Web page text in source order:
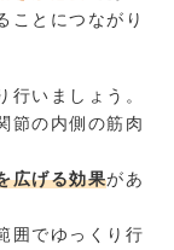
ことにつながり
行いましょう。
節の内側の筋肉
広げる効果があ
囲でゆっくり行